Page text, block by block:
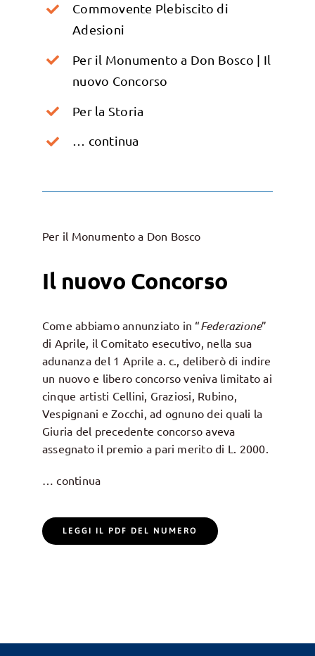
Commovente Plebiscito di
Adesioni
Per il Monumento a Don Bosco | Il
nuovo Concorso
Per la Storia
… continua
Per il Monumento a Don Bosco
Il nuovo Concorso
Come abbiamo annunziato in “Federazione”
di Aprile, il Comitato esecutivo, nella sua
adunanza del 1 Aprile a. c., deliberò di indire
un nuovo e libero concorso veniva limitato ai
cinque artisti Cellini, Graziosi, Rubino,
Vespignani e Zocchi, ad ognuno dei quali la
Giuria del precedente concorso aveva
assegnato il premio a pari merito di L. 2000.
… continua
LEGGI IL PDF DEL NUMERO